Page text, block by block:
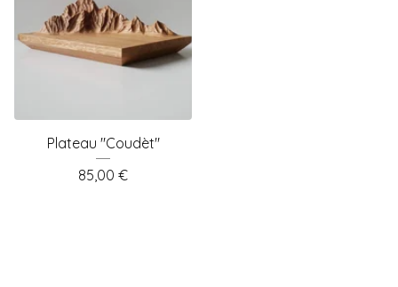
Plateau "Coudèt"
85,00 €